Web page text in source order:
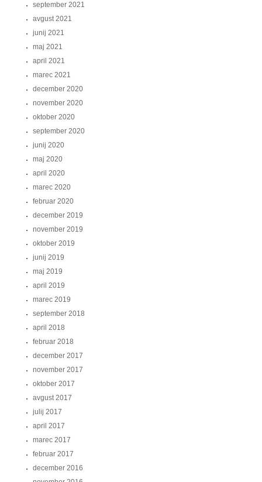
september 2021
avgust 2021
junij 2021
maj 2021
april 2021
marec 2021
december 2020
november 2020
oktober 2020
september 2020
junij 2020
maj 2020
april 2020
marec 2020
februar 2020
december 2019
november 2019
oktober 2019
junij 2019
maj 2019
april 2019
marec 2019
september 2018
april 2018
februar 2018
december 2017
november 2017
oktober 2017
avgust 2017
julij 2017
april 2017
marec 2017
februar 2017
december 2016